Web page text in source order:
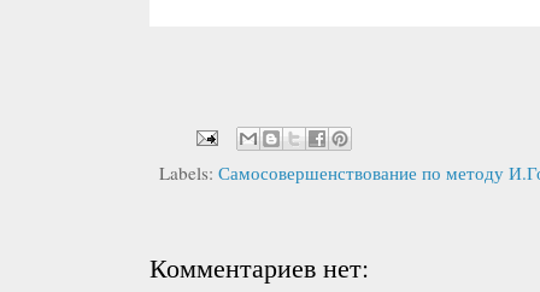
Labels: Самосовершенствование по методу
Комментариев нет: